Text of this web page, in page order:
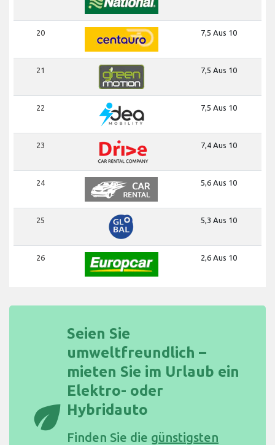
20 7,5 Aus 10
21 7,5 Aus 10
22 7,5 Aus 10
23 7,4 Aus 10
24 5,6 Aus 10
25 5,3 Aus 10
26 2,6 Aus 10
eco
Seien Sie
umweltfreundlich –
mieten Sie im Urlaub ein
Elektro- oder
Hybridauto
Finden Sie die günstigsten